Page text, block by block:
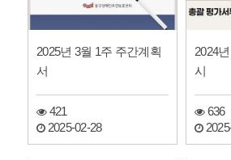
2025년 3월 1주 주간계획
서
421
2025-02-28
2024
시
636